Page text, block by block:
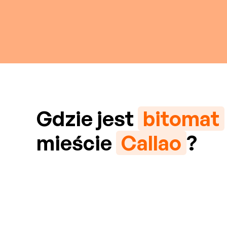
Gdzie jest bitomat
mieście Callao ?